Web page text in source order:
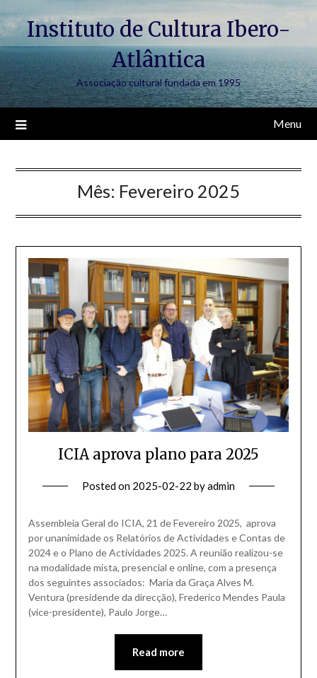
to
content
Instituto de Cultura Ibero-
Atlântica
Associação cultural fundada em 1995
Menu
Mês: Fevereiro 2025
ICIA aprova plano para 2025
Posted on 2025-02-22 byadmin
Assembleia Geral do ICIA, 21 de Fevereiro 2025, aprova
por unanimidade os Relatórios de Actividades e Contas de
2024 e o Plano de Actividades 2025. A reunião realizou-se
na modalidade mista, presencial e online, com a presença
dos seguintes associados: Maria da Graça Alves M.
Ventura (presidende da direcção), Frederico Mendes Paula
(vice-presidente), Paulo Jorge…
Read more